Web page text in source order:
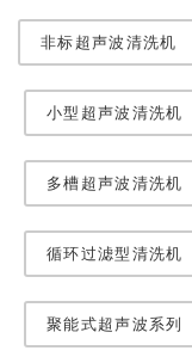
非标超声波清洗机
小型超声波清洗机
多槽超声波清洗机
循环过滤型清洗机
聚能式超声波系列